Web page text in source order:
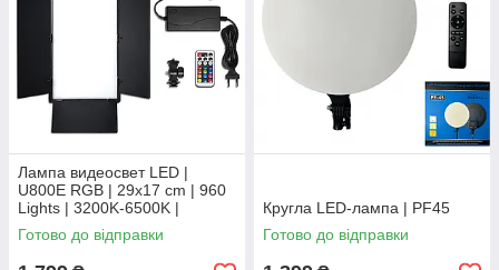
Лампа видеосвет LED |
U800E RGB | 29x17 cm | 960
Lights | 3200K-6500K |
Remote
Готово до відправки
Кругла LED-лампа | PF45
Готово до відправки